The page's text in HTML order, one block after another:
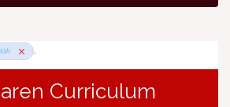
.
Curriculum